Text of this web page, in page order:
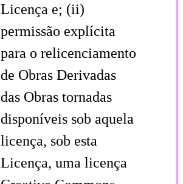
Licença e; (ii)
permissão explícita
para o relicenciamento
de Obras Derivadas
das Obras tornadas
disponíveis sob aquela
licença, sob esta
Licença, uma licença